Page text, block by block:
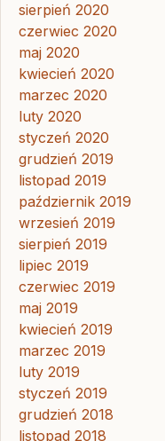
sierpień 2020
czerwiec 2020
maj 2020
kwiecień 2020
marzec 2020
luty 2020
styczeń 2020
grudzień 2019
listopad 2019
październik 2019
wrzesień 2019
sierpień 2019
lipiec 2019
czerwiec 2019
maj 2019
kwiecień 2019
marzec 2019
luty 2019
styczeń 2019
grudzień 2018
listopad 2018